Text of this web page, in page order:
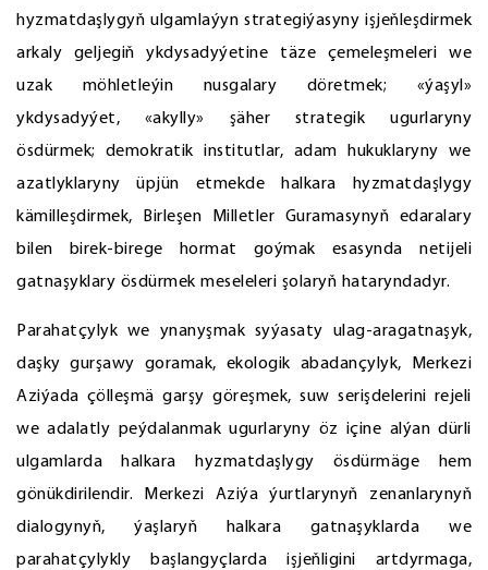
hyzmatdaşlygyň ulgamlaýyn strategiýasyny işjeňleşdirmek
arkaly geljegiň ykdysadyýetine täze çemeleşmeleri we
uzak möhletleýin nusgalary döretmek; «ýaşyl»
ykdysadyýet, «akylly» şäher strategik ugurlaryny
ösdürmek; demokratik institutlar, adam hukuklaryny we
azatlyklaryny üpjün etmekde halkara hyzmatdaşlygy
kämilleşdirmek, Birleşen Milletler Guramasynyň edaralary
bilen birek-birege hormat goýmak esasynda netijeli
gatnaşyklary ösdürmek meseleleri şolaryň hataryndadyr.
Parahatçylyk we ynanyşmak syýasaty ulag-aragatnaşyk,
daşky gurşawy goramak, ekologik abadançylyk, Merkezi
Aziýada çölleşmä garşy göreşmek, suw serişdelerini rejeli
we adalatly peýdalanmak ugurlaryny öz içine alýan dürli
ulgamlarda halkara hyzmatdaşlygy ösdürmäge hem
gönükdirilendir. Merkezi Aziýa ýurtlarynyň zenanlarynyň
dialogynyň, ýaşlaryň halkara gatnaşyklarda we
parahatçylykly başlangyçlarda işjeňligini artdyrmaga,